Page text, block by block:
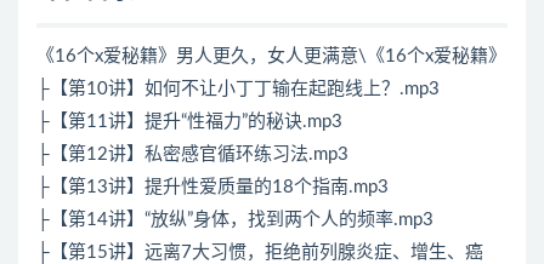
《16个x爱秘籍》男人更久，女人更满意\《16个x爱秘籍》
├【第10讲】如何不让小丁丁输在起跑线上？.mp3
├【第11讲】提升“性福力”的秘诀.mp3
├【第12讲】私密感官循环练习法.mp3
├【第13讲】提升性爱质量的18个指南.mp3
├【第14讲】“放纵”身体，找到两个人的频率.mp3
├【第15讲】远离7大习惯，拒绝前列腺炎症、增生、癌